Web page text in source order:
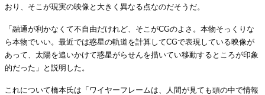
おり、そこが現実の映像と大きく異なる点なのだそうだ。
「融通が利かなくて不自由だけれど、そこがCGのよさ。本物そっくりな
ら本物でいい。最近では惑星の軌道を計算してCGで表現している映像が
あって、太陽を追いかけて惑星がらせんを描いてい移動するところが印象
的だった」と説明した。
これについて橋本氏は「ワイヤーフレームは、人間が見ても頭の中で情報